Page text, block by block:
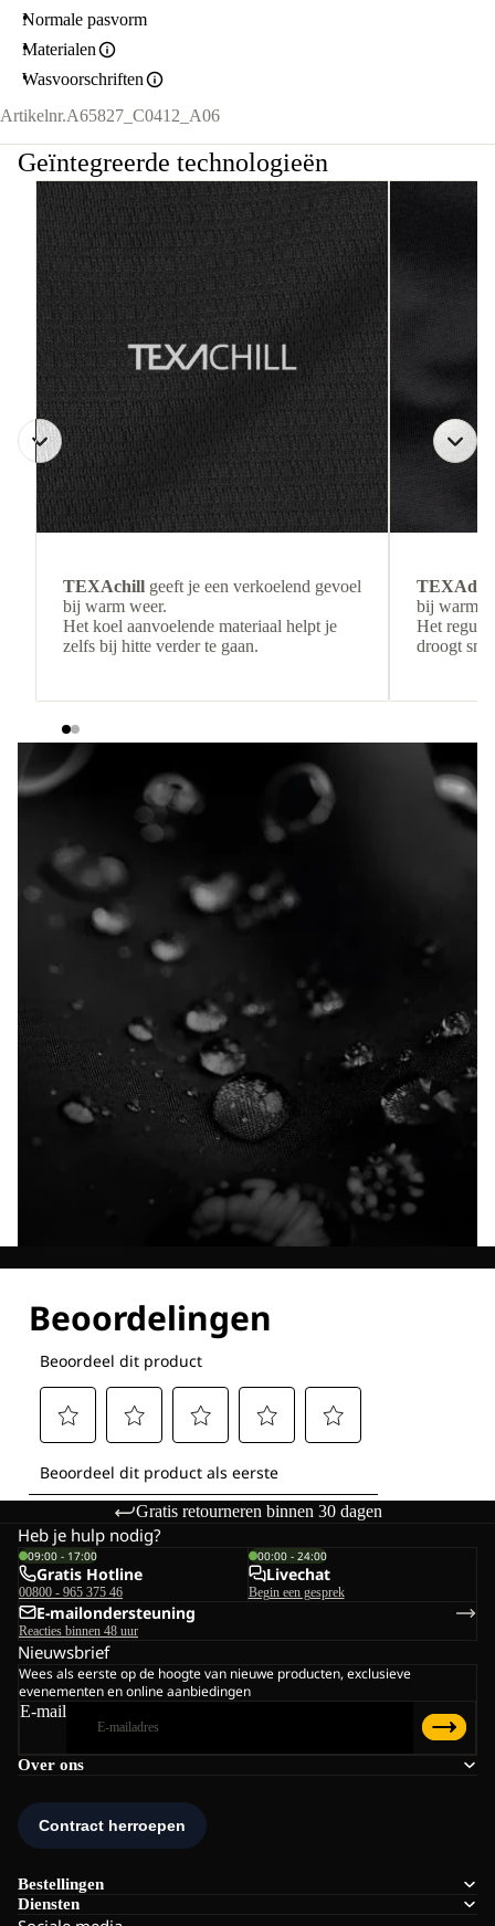
Normale pasvorm
Materialen
Wasvoorschriften
Artikelnr.A65827_C0412_A06
Geïntegreerde technologieën
TEXAchill geeft je een verkoelend gevoel
bij warm weer.
Het koel aanvoelende materiaal helpt je
zelfs bij hitte verder te gaan.
TEXAdri
bij warmer
Het
droogt
Gratis retourneren binnen 30 dagen
Over ons
Bestellingen
Diensten
Heb je hulp nodig?
09:00 - 17:00
Gratis Hotline
00800 - 965 375 46
00:00 - 24:00
Livechat
Begin een gesprek
E-mailondersteuning
Reacties binnen 48 uur
Nieuwsbrief
Wees als eerste op de hoogte van nieuwe producten, exclusieve
evenementen en online aanbiedingen
E-mail